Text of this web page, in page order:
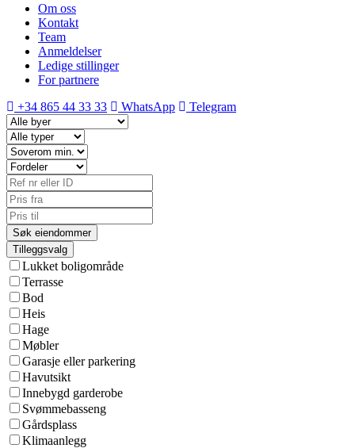
Om oss
Kontakt
Team
Anmeldelser
Ledige stillinger
For partnere
+34 865 44 33 33
WhatsApp Telegram
Tilleggsvalg
Lukket boligområde
Terrasse
Bod
Heis
Hage
Møbler
Garasje eller parkering
Havutsikt
Innebygd garderobe
Svømmebasseng
Gårdsplass
Klimaanlegg